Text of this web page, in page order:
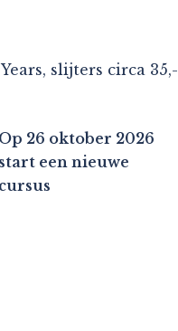
slijters circa 35,-
Op 26 oktober 2026
start een nieuwe
cursus